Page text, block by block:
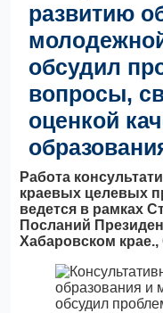
развитию
обсудил
вопросы,
оценкой
Работа
краевых целевых
ведется в рамках
Посланий
Хабаровском крае.,